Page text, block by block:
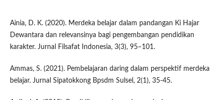
Ainia, D. K. (2020). Merdeka belajar dalam pandangan Ki Hajar
Dewantara dan relevansinya bagi pengembangan pendidikan
karakter. Jurnal Filsafat Indonesia, 3(3), 95–101.
Ammas, S. (2021). Pembelajaran daring dalam perspektif merdeka
belajar. Jurnal Sipatokkong Bpsdm Sulsel, 2(1), 35-45.